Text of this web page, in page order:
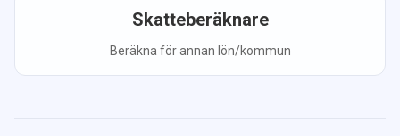
Skatteberäknare
Beräkna för annan lön/kommun